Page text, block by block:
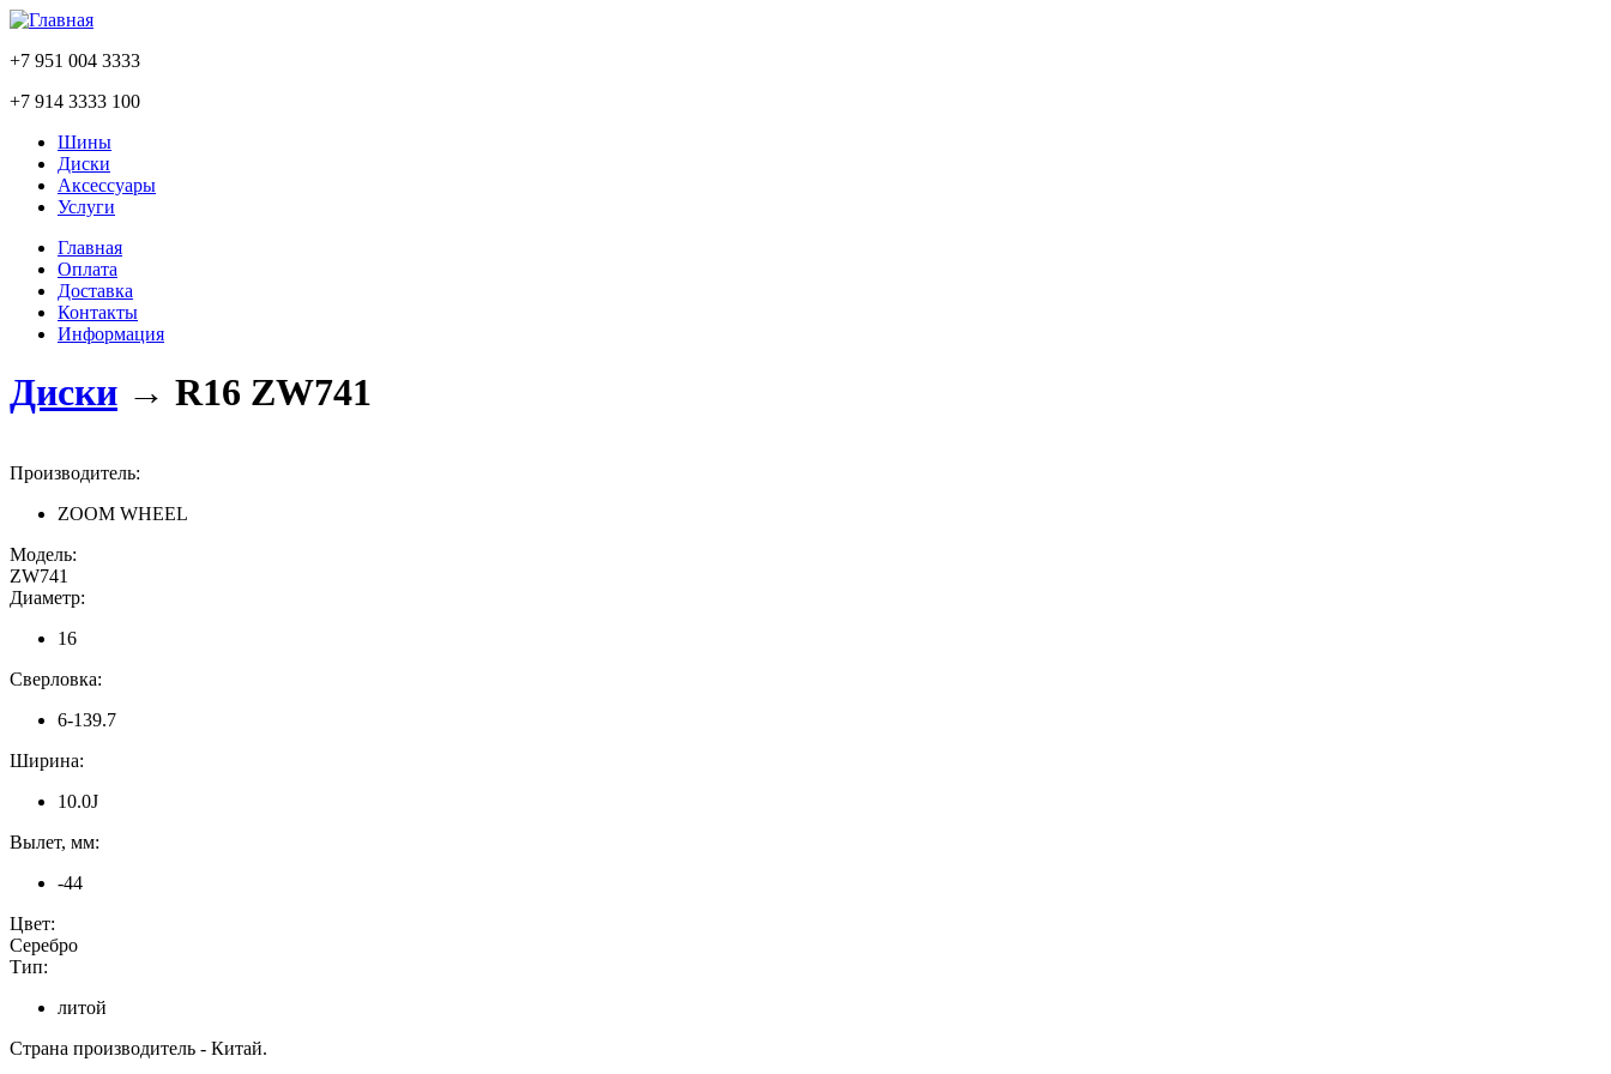
+7 951 004 3333
+7 914 3333 100
Шины
Диски
Аксессуары
Услуги
Главная
Оплата
Доставка
Контакты
Информация
Диски → R16 ZW741
Производитель:
ZOOM WHEEL
Модель:
ZW741
Диаметр:
16
Сверловка:
6-139.7
Ширина:
10.0J
Вылет, мм:
-44
Цвет:
Серебро
Тип:
литой
Страна производитель - Китай.